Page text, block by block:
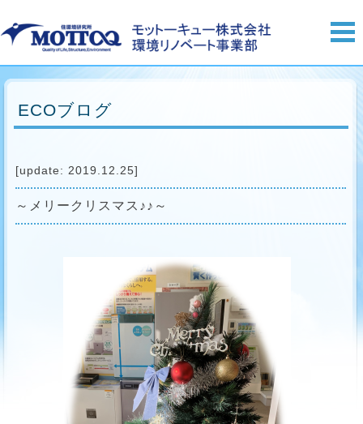
ECOブログ
[update: 2019.12.25]
～メリークリスマス♪♪～